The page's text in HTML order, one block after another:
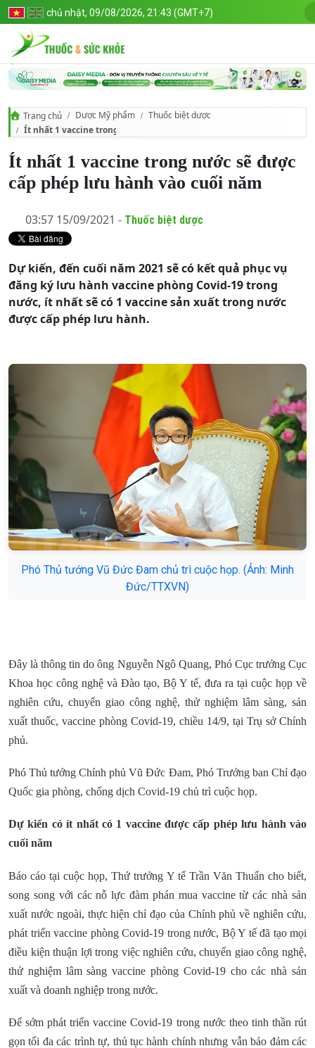
chủ nhật, 09/08/2026, 21:43 (GMT+7)
Trang chủ Dược Mỹ phẩm
Thuốc biệt dược
Ít nhất 1 vaccine trong nước sẽ được cấp phép lưu hành vào cuối
Ít nhất 1 vaccine trong nước sẽ được
cấp phép lưu hành vào cuối năm
03:57 15/09/2021 - Thuốc biệt dược
Dự kiến, đến cuối năm 2021 sẽ có kết quả phục vụ
đăng ký lưu hành vaccine phòng Covid-19 trong
nước, ít nhất sẽ có 1 vaccine sản xuất trong nước
được cấp phép lưu hành.
Phó Thủ tướng Vũ Đức Đam chủ trì cuộc họp. (Ảnh: Minh
Đức/TTXVN)
Đây là thông tin do ông Nguyễn Ngô Quang, Phó Cục trưởng Cục
Khoa học công nghệ và Đào tạo, Bộ Y tế, đưa ra tại cuộc họp về
nghiên cứu, chuyển giao công nghệ, thử nghiệm lâm sàng, sản
xuất thuốc, vaccine phòng Covid-19, chiều 14/9, tại Trụ sở Chính
phủ.
Phó Thủ tướng Chính phủ Vũ Đức Đam, Phó Trưởng ban Chỉ đạo
Quốc gia phòng, chống dịch Covid-19 chủ trì cuộc họp.
Dự kiến có ít nhất có 1 vaccine được cấp phép lưu hành vào
cuối năm
Báo cáo tại cuộc họp, Thứ trưởng Y tế Trần Văn Thuấn cho biết,
song song với các nỗ lực đàm phán mua vaccine từ các nhà sản
xuất nước ngoài, thực hiện chỉ đạo của Chính phủ về nghiên cứu,
phát triển vaccine phòng Covid-19 trong nước, Bộ Y tế đã tạo mọi
điều kiện thuận lợi trong việc nghiên cứu, chuyển giao công nghệ,
thử nghiệm lâm sàng vaccine phòng Covid-19 cho các nhà sản
xuất và doanh nghiệp trong nước.
Để sớm phát triển vaccine Covid-19 trong nước theo tinh thần rút
gọn tối đa các trình tự, thủ tục hành chính nhưng vẫn bảo đảm các